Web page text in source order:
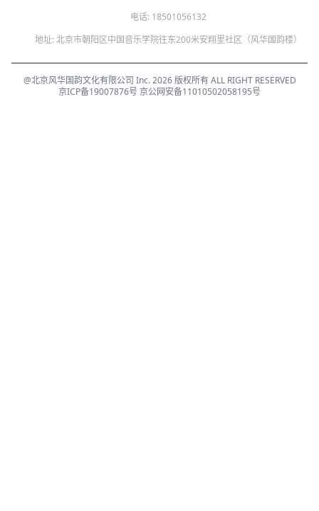
电话: 18501056132
地址: 北京市朝阳区中国音乐学院往东200米安翔里社区（风华国韵楼）
@北京风华国韵文化有限公司 Inc. 2026 版权所有 ALL RIGHT RESERVED
京ICP备19007876号 京公网安备11010502058195号